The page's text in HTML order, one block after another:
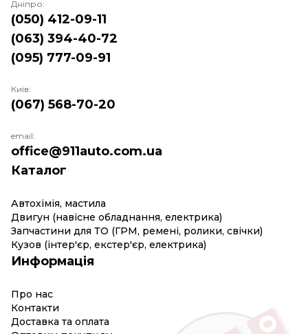
Каталог
Автохімія, мастила
Двигун (навісне обладнання, електрика)
Запчастини для ТО (ГРМ, ремені, ролики, свічки)
Кузов (інтер'єр, екстер'єр, електрика)
Информація
Про нас
Контакти
Доставка та оплата
Дніпро:
(050) 412-09-11
(063) 394-40-72
(095) 777-09-91
Київ:
(067) 568-70-20
email:
office@911auto.com.ua